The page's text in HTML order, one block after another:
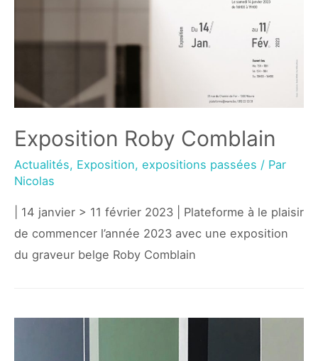
Exposition Roby Comblain
Actualités, Exposition, expositions passées / Par
Nicolas
| 14 janvier > 11 février 2023 | Plateforme à le plaisir
de commencer l’année 2023 avec une exposition
du graveur belge Roby Comblain